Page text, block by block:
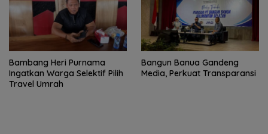
Bambang Heri Purnama
Ingatkan Warga Selektif Pilih
Travel Umrah
Bangun Banua Gandeng
Media, Perkuat Transparansi